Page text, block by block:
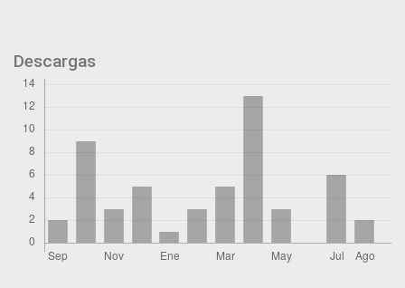
Descargas